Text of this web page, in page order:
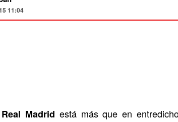
11:04
Real Madrid está más que en